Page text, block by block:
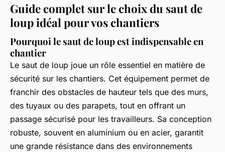
Guide complet sur le choix du saut de
loup idéal pour vos chantiers
Pourquoi le saut de loup est indispensable en
chantier
Le saut de loup joue un rôle essentiel en matière de
sécurité sur les chantiers. Cet équipement permet de
franchir des obstacles de hauteur tels que des murs,
des tuyaux ou des parapets, tout en offrant un
passage sécurisé pour les travailleurs. Sa conception
robuste, souvent en aluminium ou en acier, garantit
une grande résistance dans des environnements